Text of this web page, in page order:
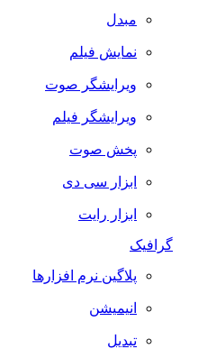
مبدل
نمایش فیلم
ویرایشگر صوت
ویرایشگر فیلم
پخش صوت
ابزار سی دی
ابزار رایت
گرافیک
پلاگین نرم افزارها
انیمیشن
تبدیل